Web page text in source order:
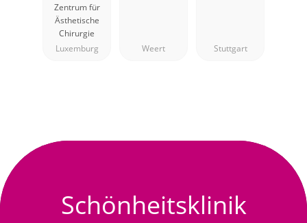
Esthétique
Dr Assassi
Zentrum für
Ästhetische
Chirurgie
Luxemburg
Weert Stuttgart
Schönheitsklinik